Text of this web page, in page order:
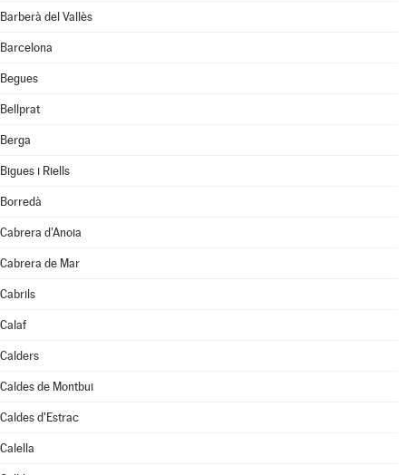
Barberà del Vallès
Barcelona
Begues
Bellprat
Berga
Bigues i Riells
Borredà
Cabrera d'Anoia
Cabrera de Mar
Cabrils
Calaf
Calders
Caldes de Montbui
Caldes d'Estrac
Calella